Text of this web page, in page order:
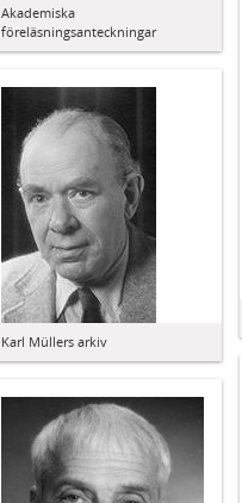
Akademiska
föreläsningsanteckningar
Karl Müllers arkiv